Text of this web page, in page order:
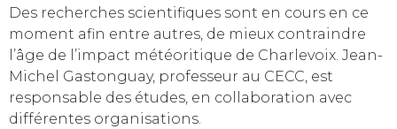
Des recherches scientifiques sont en cours en ce
moment afin entre autres, de mieux contraindre
l’âge de l’impact météoritique de Charlevoix. Jean-
Michel Gastonguay, professeur au CECC, est
responsable des études, en collaboration avec
différentes organisations.